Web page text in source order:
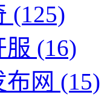
(125)
服 (16)
网 (15)